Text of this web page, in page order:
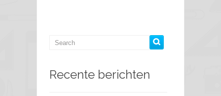
Recente berichten